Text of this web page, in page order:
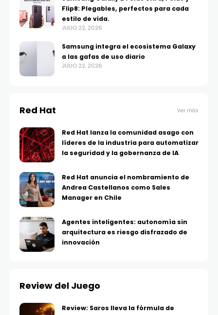
Flip8: Plegables, perfectos para cada
estilo de vida.
JULIO 22, 2026
Samsung integra el ecosistema Galaxy
a las gafas de uso diario
JULIO 22, 2026
Red Hat Ver más
Red Hat lanza la comunidad asago con
líderes de la industria para automatizar
la seguridad y la gobernanza de IA
Red Hat anuncia el nombramiento de
Andrea Castellanos como Sales
Manager en Chile
Agentes inteligentes: autonomía sin
arquitectura es riesgo disfrazado de
innovación
Review del Juego
Review: Saros lleva la fórmula de